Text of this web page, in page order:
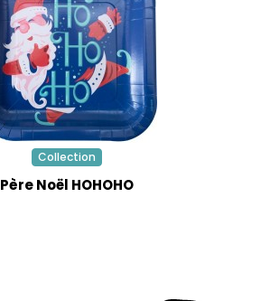
Collection
Père Noël HOHOHO